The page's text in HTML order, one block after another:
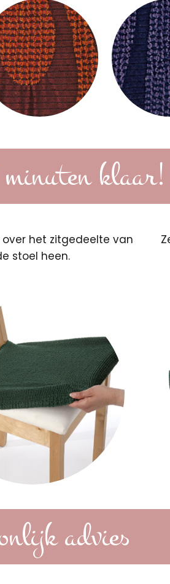
klaar!
over het zitgedeelte van
stoel heen.
advies